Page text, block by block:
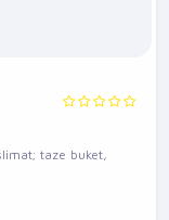
taze buket,